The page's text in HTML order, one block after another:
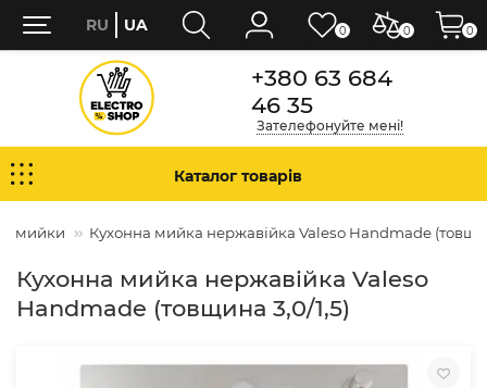
+380 63 684
46 35
Зателефонуйте мені!
Каталог товарів
мийки Кухонна мийка нержавійка Valeso Handmade
Кухонна мийка нержавійка Valeso
Handmade (товщина 3,0/1,5)
0 0
RU UA 0